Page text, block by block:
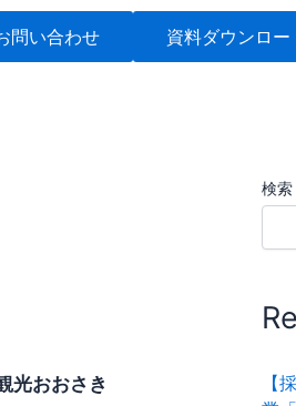
問い合わせ 資料ダウンロー
光おおさき
検索
【